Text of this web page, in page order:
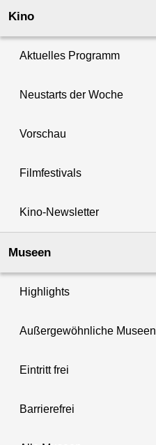
Kino
Aktuelles Programm
Neustarts der Woche
Vorschau
Filmfestivals
Kino-Newsletter
Museen
Highlights
Außergewöhnliche Museen
Eintritt frei
Barrierefrei